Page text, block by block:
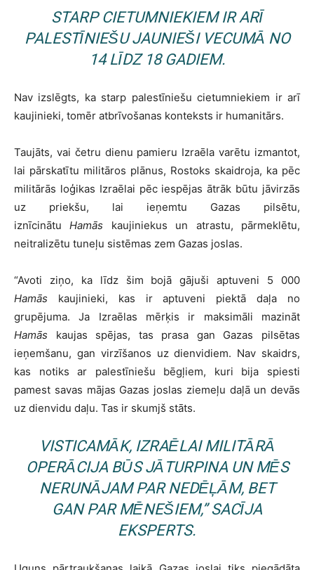
STARP CIETUMNIEKIEM IR ARĪ
PALESTĪNIEŠU JAUNIEŠI VECUMĀ NO
14 LĪDZ 18 GADIEM.
Nav izslēgts, ka starp palestīniešu cietumniekiem ir arī
kaujinieki, tomēr atbrīvošanas konteksts ir humanitārs.
Taujāts, vai četru dienu pamieru Izraēla varētu izmantot,
lai pārskatītu militāros plānus, Rostoks skaidroja, ka pēc
militārās loģikas Izraēlai pēc iespējas ātrāk būtu jāvirzās
uz priekšu, lai ieņemtu Gazas pilsētu,
iznīcinātuHamās kaujiniekus un atrastu, pārmeklētu,
neitralizētu tuneļu sistēmas zem Gazas joslas.
“Avoti ziņo, ka līdz šim bojā gājuši aptuveni 5 000
Hamās kaujinieki, kas ir aptuveni piektā daļa no
grupējuma. Ja Izraēlas mērķis ir maksimāli mazināt
Hamās kaujas spējas, tas prasa gan Gazas pilsētas
ieņemšanu, gan virzīšanos uz dienvidiem. Nav skaidrs,
kas notiks ar palestīniešu bēgļiem, kuri bija spiesti
pamest savas mājas Gazas joslas ziemeļu daļā un devās
uz dienvidu daļu. Tas ir skumjš stāts.
VISTICAMĀK, IZRAĒLAI MILITĀRĀ
OPERĀCIJA BŪS JĀTURPINA UN MĒS
NERUNĀJAM PAR NEDĒĻĀM, BET
GAN PAR MĒNEŠIEM,” SACĪJA
EKSPERTS.